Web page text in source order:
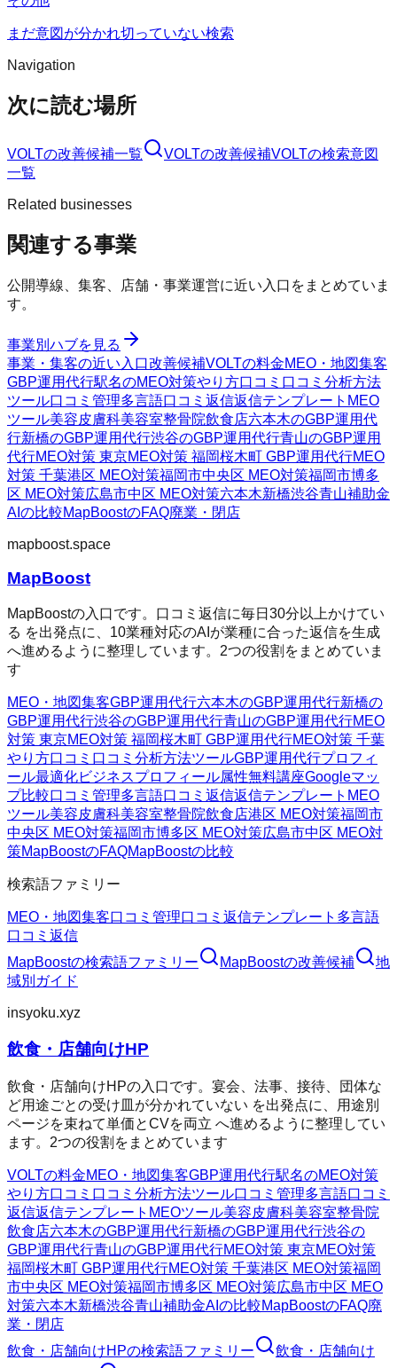
まだ意図が分かれ切っていない検索
Navigation
次に読む場所
VOLTの改善候補一覧 VOLTの改善候補VOLTの検索意図
一覧
Related businesses
関連する事業
公開導線、集客、店舗・事業運営に近い入口をまとめていま
す。
事業別ハブを見る
事業・集客の近い入口改善候補VOLTの料金MEO・地図集客
GBP運用代行駅名のMEO対策やり方口コミ 口コミ分析方法
ツール口コミ管理多言語口コミ返信返信テンプレート MEO
ツール美容皮膚科美容室整骨院飲食店六本木のGBP運用代
行新橋のGBP運用代行渋谷のGBP運用代行青山のGBP運用
代行MEO対策 東京MEO対策 福岡桜木町 GBP運用代行MEO
対策 千葉港区 MEO対策福岡市中央区 MEO対策福岡市博多
区 MEO対策広島市中区 MEO対策六本木新橋渋谷青山補助金
AIの比較MapBoostのFAQ廃業・閉店
mapboost.space
MapBoost
MapBoostの入口です。口コミ返信に毎日30分以上かけてい
る を出発点に、10業種対応のAIが業種に合った返信を生成
へ進めるように整理しています。2つの役割をまとめていま
す
MEO・地図集客GBP運用代行六本木のGBP運用代行新橋の
GBP運用代行渋谷のGBP運用代行青山のGBP運用代行MEO
対策 東京MEO対策 福岡桜木町 GBP運用代行MEO対策 千葉
やり方口コミ 口コミ分析方法ツールGBP運用代行プロフィ
ール最適化ビジネスプロフィール属性無料講座Googleマッ
プ比較口コミ管理多言語口コミ返信返信テンプレート MEO
ツール美容皮膚科美容室整骨院飲食店港区 MEO対策福岡市
中央区 MEO対策福岡市博多区 MEO対策広島市中区 MEO対
策MapBoostのFAQMapBoostの比較
検索語ファミリー
MEO・地図集客口コミ管理口コミ返信テンプレート 多言語
口コミ返信
MapBoostの検索語ファミリー MapBoostの改善候補
地
域別ガイド
insyoku.xyz
飲食・店舗向けHP
飲食・店舗向けHPの入口です。宴会、法事、接待、団体な
ど用途ごとの受け皿が分かれていない を出発点に、用途別
ページを束ねて単価とCVを両立 へ進めるように整理してい
ます。2つの役割をまとめています
VOLTの料金MEO・地図集客GBP運用代行駅名のMEO対策
やり方口コミ 口コミ分析方法ツール口コミ管理多言語口コミ
返信返信テンプレート MEOツール美容皮膚科美容室整骨院
飲食店六本木のGBP運用代行新橋のGBP運用代行渋谷の
GBP運用代行青山のGBP運用代行MEO対策 東京MEO対策
福岡桜木町 GBP運用代行MEO対策 千葉港区 MEO対策福岡
市中央区 MEO対策福岡市博多区 MEO対策広島市中区 MEO
対策六本木新橋渋谷青山補助金AIの比較MapBoostのFAQ廃
業・閉店
飲食・店舗向けHPの検索語ファミリー
飲食・店舗向け